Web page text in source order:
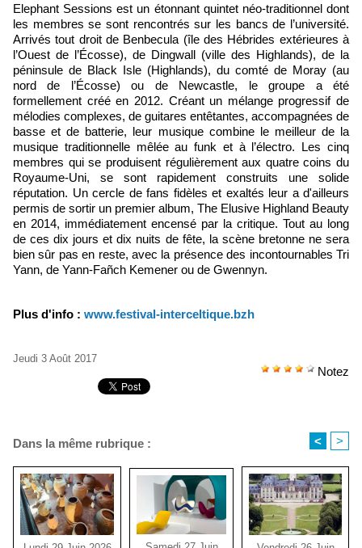
Elephant Sessions est un étonnant quintet néo-traditionnel dont
les membres se sont rencontrés sur les bancs de l’université.
Arrivés tout droit de Benbecula (île des Hébrides extérieures à
l’Ouest de l’Écosse), de Dingwall (ville des Highlands), de la
péninsule de Black Isle (Highlands), du comté de Moray (au
nord de l’Écosse) ou de Newcastle, le groupe a été
formellement créé en 2012. Créant un mélange progressif de
mélodies complexes, de guitares entêtantes, accompagnées de
basse et de batterie, leur musique combine le meilleur de la
musique traditionnelle mêlée au funk et à l’électro. Les cinq
membres qui se produisent régulièrement aux quatre coins du
Royaume-Uni, se sont rapidement construits une solide
réputation. Un cercle de fans fidèles et exaltés leur a d'ailleurs
permis de sortir un premier album, The Elusive Highland Beauty
en 2014, immédiatement encensé par la critique. Tout au long
de ces dix jours et dix nuits de fête, la scène bretonne ne sera
bien sûr pas en reste, avec la présence des incontournables Tri
Yann, de Yann-Fañch Kemener ou de Gwennyn.
Plus d'info : www.festival-interceltique.bzh
Jeudi 3 Août 2017
Notez
Dans la même rubrique : < >